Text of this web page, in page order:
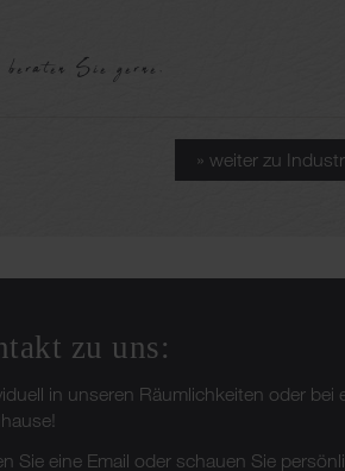
Sie gerne.
» weiter zu
zu uns:
in unseren Räumlichkeiten oder bei
Sie eine Email oder schauen Sie